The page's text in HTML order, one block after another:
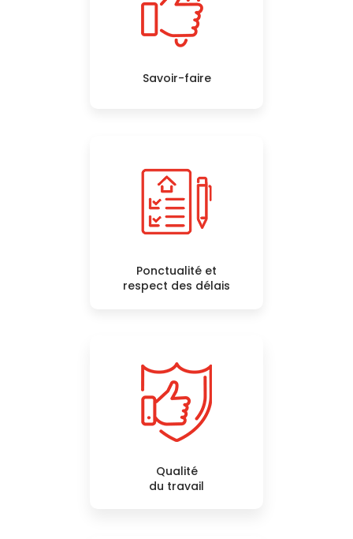
Savoir-faire
Ponctualité et
respect des délais
Qualité
du travail